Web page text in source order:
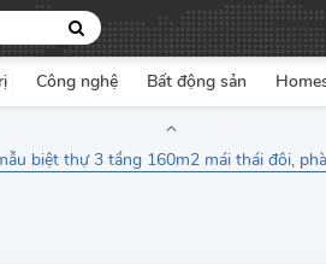
Công nghệ Bất động sản
biệt thự 3 tầng 160m2 mái thái đôi,